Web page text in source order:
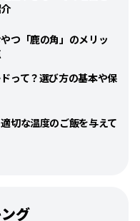
つ「鹿の角」のメリッ
って？選び方の基本や保
切な温度のご飯を与えて
グ